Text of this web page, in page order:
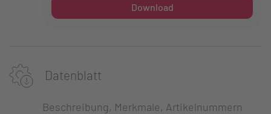
Download
Datenblatt
Beschreibung, Merkmale, Artikelnummern